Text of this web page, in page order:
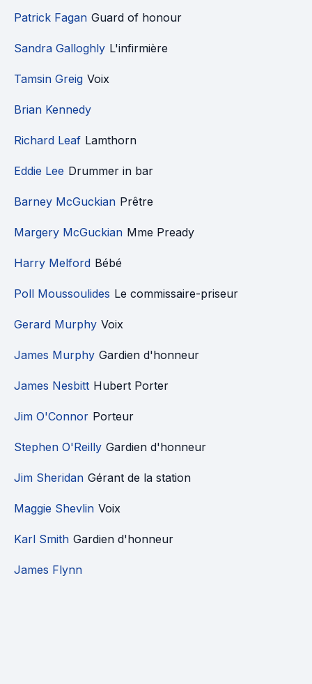
Patrick Fagan Guard of honour
Sandra Galloghly L'infirmière
Tamsin Greig Voix
Brian Kennedy
Richard Leaf Lamthorn
Eddie Lee Drummer in bar
Barney McGuckian Prêtre
Margery McGuckian Mme Pready
Harry Melford Bébé
Poll Moussoulides Le commissaire-priseur
Gerard Murphy Voix
James Murphy Gardien d'honneur
James Nesbitt Hubert Porter
Jim O'Connor Porteur
Stephen O'Reilly Gardien d'honneur
Jim Sheridan Gérant de la station
Maggie Shevlin Voix
Karl Smith Gardien d'honneur
James Flynn